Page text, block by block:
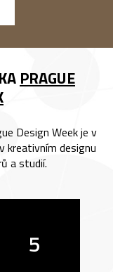
PRAGUE
Design Week je v
kreativním designu
a studií.
5